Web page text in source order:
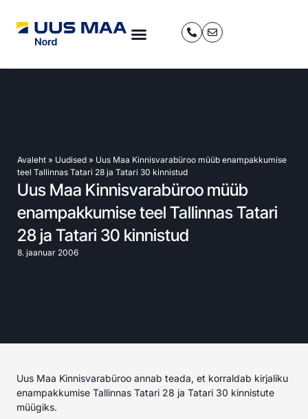
Avaleht » Uudised » Uus Maa Kinnisvarabüroo müüb enampakkumise
teel Tallinnas Tatari 28 ja Tatari 30 kinnistud
Uus Maa Kinnisvarabüroo müüb
enampakkumise teel Tallinnas Tatari
28 ja Tatari 30 kinnistud
8. jaanuar 2006
Uus Maa Kinnisvarabüroo annab teada, et korraldab kirjaliku
enampakkumise Tallinnas Tatari 28 ja Tatari 30 kinnistute
müügiks.